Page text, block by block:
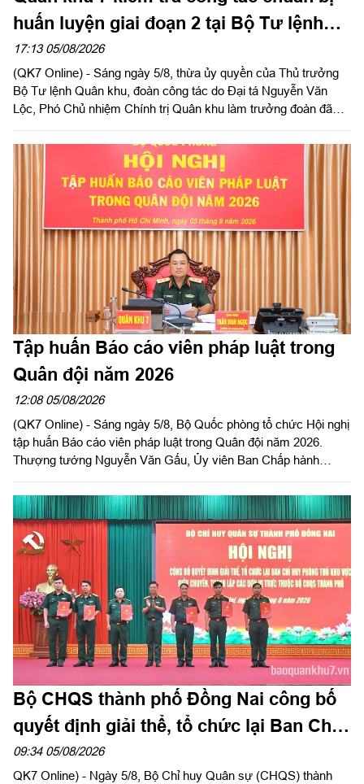
huấn luyện giai đoạn 2 tại Bộ Tư lệnh
Thành phố Hồ Chí Minh
17:13 05/08/2026
(QK7 Online) - Sáng ngày 5/8, thừa ủy quyền của Thủ trưởng
Bộ Tư lệnh Quân khu, đoàn công tác do Đại tá Nguyễn Văn
Lộc, Phó Chủ nhiệm Chính trị Quân khu làm trưởng đoàn đã
năm 2026 tại Trung đoàn Minh Đạm và Ban Chỉ huy Quân sự
(CHQS) phường Tam Long (Bộ Tư lệnh TP Hồ Chí Minh).
Tập huấn Báo cáo viên pháp luật trong
Quân đội năm 2026
12:08 05/08/2026
(QK7 Online) - Sáng ngày 5/8, Bộ Quốc phòng tổ chức Hội nghị
tập huấn Báo cáo viên pháp luật trong Quân đội năm 2026.
Thượng tướng Nguyễn Văn Gấu, Ủy viên Ban Chấp hành
Bộ Quốc phòng, Chủ tịch Hội đồng Phổ biến, giáo dục pháp luật
Bộ Quốc phòng chủ trì hội nghị. Hội nghị được tổ chức bằng
hình thức trực tiếp kết hợp với trực tuyến tại 122 điểm cầu
trong toàn quân.
Bộ CHQS thành phố Đồng Nai công bố
quyết định giải thể, tổ chức lại Ban Chỉ
huy phòng thủ khu vực
09:34 05/08/2026
QK7 Online) - Ngày 5/8, Bộ Chỉ huy Quân sự (CHQS) thành